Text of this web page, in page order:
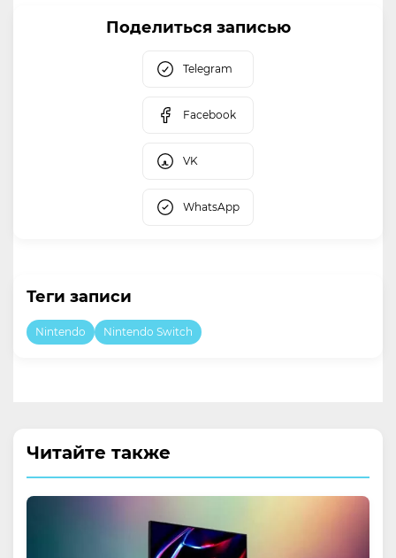
Поделиться записью
Telegram
Facebook
VK
WhatsApp
Теги записи
Nintendo Nintendo Switch
Читайте также